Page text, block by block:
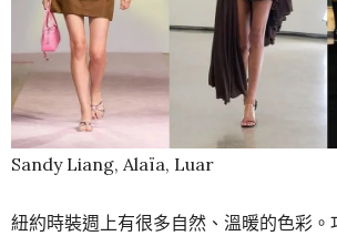
Sandy Liang, Alaïa, Luar
紐約時裝週上有很多自然、溫暖的色彩。